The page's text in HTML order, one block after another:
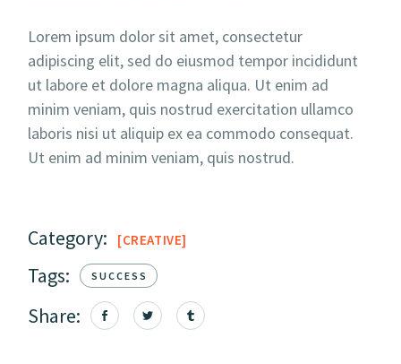
Lorem ipsum dolor sit amet, consectetur
adipiscing elit, sed do eiusmod tempor incididunt
ut labore et dolore magna aliqua. Ut enim ad
minim veniam, quis nostrud exercitation ullamco
laboris nisi ut aliquip ex ea commodo consequat.
Ut enim ad minim veniam, quis nostrud.
Category: CREATIVE
Tags: SUCCESS
Share: